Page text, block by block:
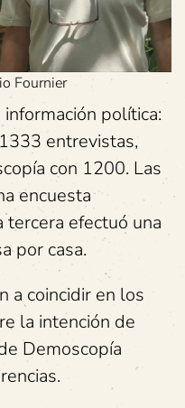
Fournier
política:
entrevistas,
con 1200. Las
encuesta
efectuó una
por casa.
a coincidir en los
la intención de
Demoscopía